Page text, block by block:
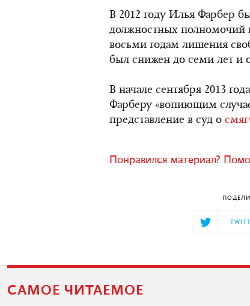
В 2012 году Илья Фарбер
должностных полномочий
восьми годам лишения
был снижен до семи лет и
В начале сентября 2013
Фарберу «вопиющим
представление в суд о
Понравился материал?
САМОЕ ЧИТАЕМОЕ